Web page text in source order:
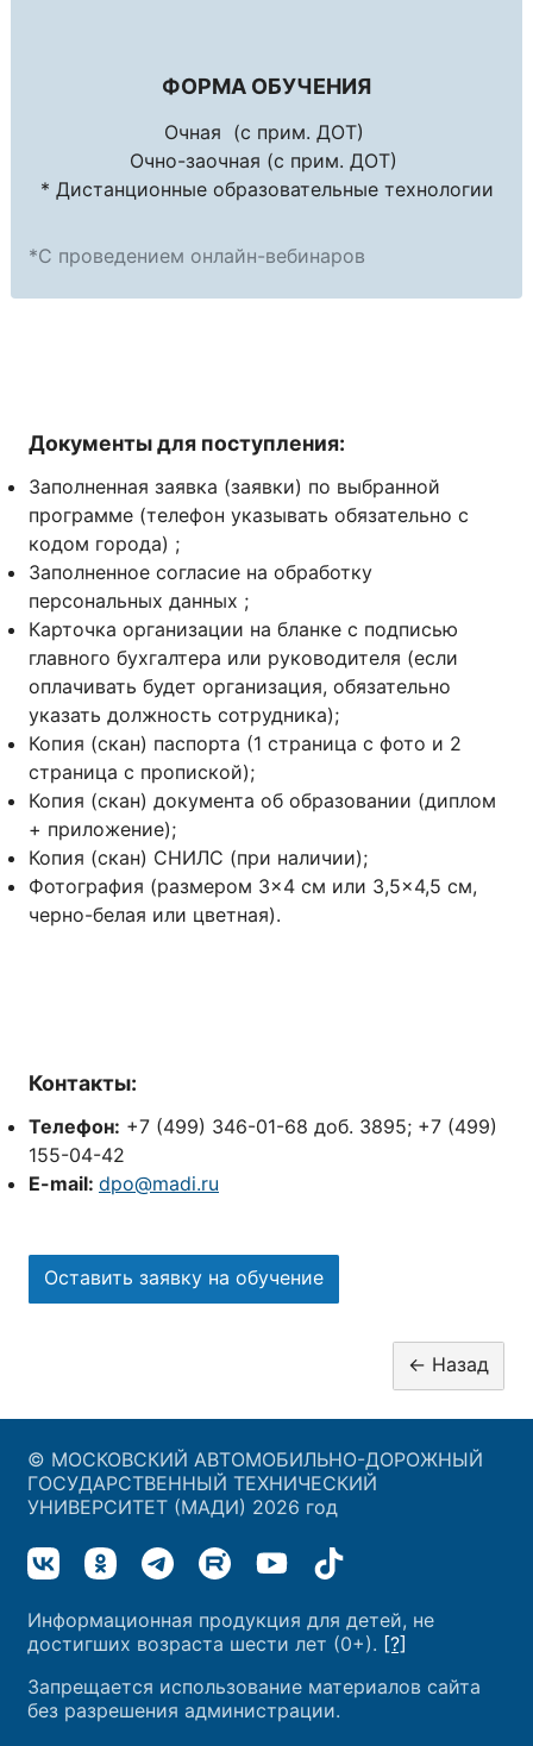
ФОРМА ОБУЧЕНИЯ
Очная (с прим. ДОТ)
Очно-заочная (с прим. ДОТ)
* Дистанционные образовательные технологии
*С проведением онлайн-вебинаров
Документы для поступления:
Заполненная заявка (заявки) по выбранной
программе (телефон указывать обязательно с
кодом города) ;
Заполненное согласие на обработку
персональных данных ;
Карточка организации на бланке с подписью
главного бухгалтера или руководителя (если
оплачивать будет организация, обязательно
указать должность сотрудника);
Копия (скан) паспорта (1 страница с фото и 2
страница с пропиской);
Копия (скан) документа об образовании (диплом
+ приложение);
Копия (скан) СНИЛС (при наличии);
Фотография (размером 3×4 см или 3,5×4,5 см,
черно-белая или цветная).
Контакты:
Телефон: +7 (499) 346-01-68 доб. 3895; +7 (499)
155-04-42
E-mail: dpo@madi.ru
Оставить заявку на обучение
© МОСКОВСКИЙ АВТОМОБИЛЬНО-ДОРОЖНЫЙ
ГОСУДАРСТВЕННЫЙ ТЕХНИЧЕСКИЙ
УНИВЕРСИТЕТ (МАДИ) 2026 год
Информационная продукция для детей, не
достигших возраста шести лет (0+). [?]
Запрещается использование материалов сайта
без разрешения администрации.